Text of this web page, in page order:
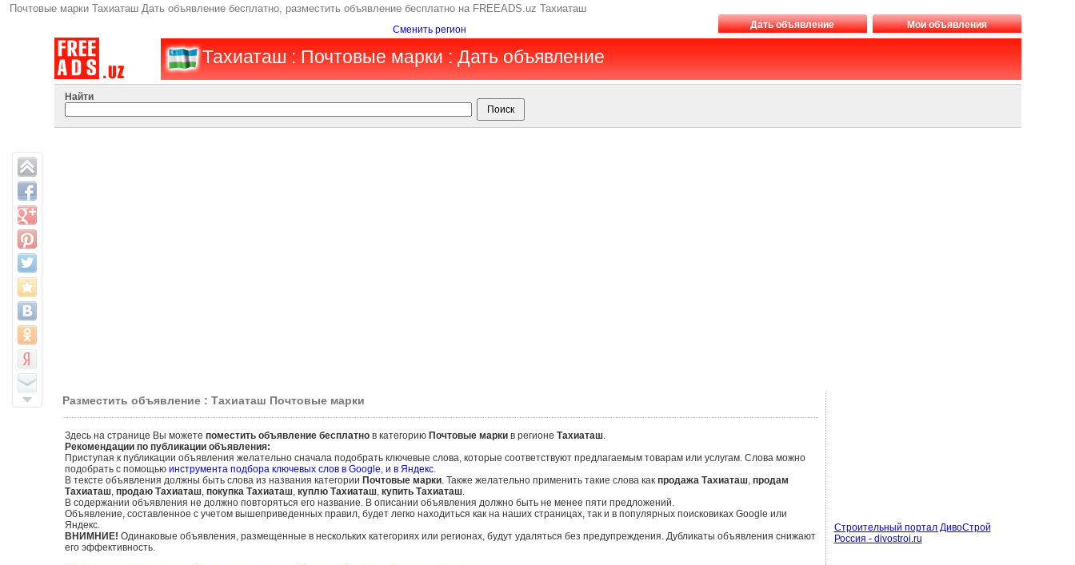
Почтовые марки Тахиаташ Дать объявление бесплатно, разместить объявление бесплатно на FREEADS.uz Тахиаташ
Сменить регион Дать объявление Мои объявления
Тахиаташ : Почтовые марки : Дать объявление
Найти
Разместить объявление : Тахиаташ Почтовые марки
Здесь на странице Вы можете поместить объявление бесплатнов категорию Почтовые маркив регионе Тахиаташ.
Рекомендации по публикации объявления:
Приступая к публикации объявления желательно сначала подобрать ключевые слова, которые соответствуют предлагаемым товарам или услугам. Слова можно
подобрать с помощью инструмента подбора ключевых слов в Google, и в Яндекс.
В тексте объявления должны быть слова из названия категории Почтовые марки. Также желательно применить такие слова как продажа Тахиаташ, продам
Тахиаташ, продаю Тахиаташ, покупка Тахиаташ, куплю Тахиаташ, купить Тахиаташ.
В содержании объявления не должно повторяться его название. В описании объявления должно быть не менее пяти предложений.
Объявление, составленное с учетом вышеприведенных правил, будет легко находиться как на наших страницах, так и в популярных поисковиках Google или
Яндекс.
ВНИМНИЕ! Одинаковые объявления, размещенные в нескольких категориях или регионах, будут удаляться без предупреждения. Дубликаты объявления снижают
его эффективность.
Строительный портал ДивоСтрой
Россия - divostroi.ru